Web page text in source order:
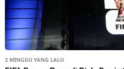
2 MINGGU YANG LALU